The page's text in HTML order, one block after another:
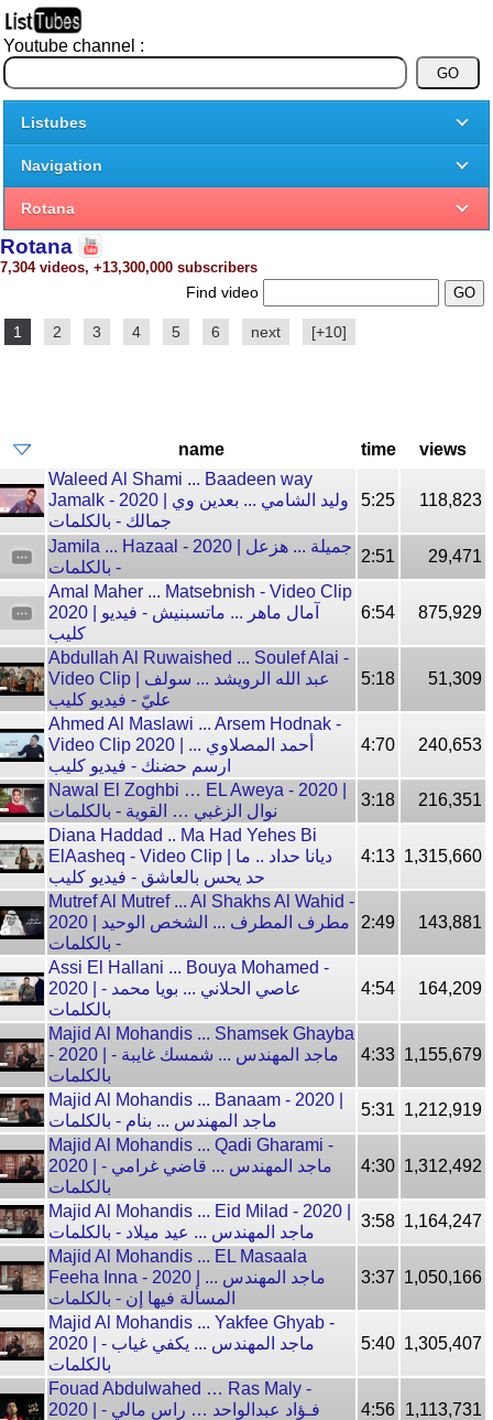
Youtube channel :
Listubes
Navigation
Rotana
Rotana
7,304 videos, +13,300,000 subscribers
Find video
1 2 3 4 5 6 next [+10]
name time
views
Waleed Al Shami ... Baadeen way
Jamalk - 2020 | وليد الشامي ... بعدين وي
جمالك - بالكلمات
5:25 118,823
Jamila ... Hazaal - 2020 | جميلة ... هزعل
- بالكلمات
2:51
29,471
Amal Maher ... Matsebnish - Video Clip
2020 | آمال ماهر ... ماتسبنيش - فيديو
كليب
6:54 875,929
Abdullah Al Ruwaished ... Soulef Alai -
Video Clip | عبد الله الرويشد ... سولف
عليّ - فيديو كليب
5:18 51,309
Ahmed Al Maslawi ... Arsem Hodnak -
Video Clip 2020 | أحمد المصلاوي ...
ارسم حضنك - فيديو كليب
4:70 240,653
Nawal El Zoghbi … EL Aweya - 2020 |
نوال الزغبي … القوية - بالكلمات
3:18
216,351
Diana Haddad .. Ma Had Yehes Bi
ElAasheq - Video Clip | ديانا حداد .. ما
حد يحس بالعاشق - فيديو كليب
4:13 1,315,660
Mutref Al Mutref ... Al Shakhs Al Wahid -
2020 | مطرف المطرف ... الشخص الوحيد
- بالكلمات
2:49 143,881
Assi El Hallani ... Bouya Mohamed -
2020 | عاصي الحلاني ... بويا محمد -
بالكلمات
4:54 164,209
Majid Al Mohandis ... Shamsek Ghayba
- 2020 | ماجد المهندس ... شمسك غايبة -
بالكلمات
4:33 1,155,679
Majid Al Mohandis ... Banaam - 2020 |
ماجد المهندس ... بنام - بالكلمات
5:31 1,212,919
Majid Al Mohandis ... Qadi Gharami -
2020 | ماجد المهندس ... قاضي غرامي -
بالكلمات
4:30 1,312,492
Majid Al Mohandis ... Eid Milad - 2020 |
ماجد المهندس ... عيد ميلاد - بالكلمات
3:58 1,164,247
Majid Al Mohandis ... EL Masaala
Feeha Inna - 2020 | ماجد المهندس ...
المسألة فيها إن - بالكلمات
3:37 1,050,166
Majid Al Mohandis ... Yakfee Ghyab -
2020 | ماجد المهندس ... يكفي غياب -
بالكلمات
5:40 1,305,407
Fouad Abdulwahed … Ras Maly -
2020 | فـؤاد عبدالواحد … راس مالي -
4:56 1,113,731